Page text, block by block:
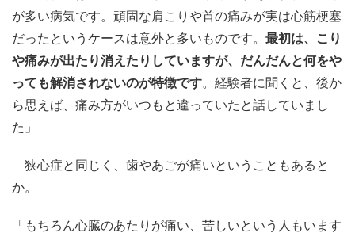
が多い病気です。頑固な肩こりや首の痛みが実は心筋梗塞
だったというケースは意外と多いものです。 最初は、こり
や痛みが出たり消えたりしていますが、だんだんと何をや
っても解消されないのが特徴です。経験者に聞くと、後か
ら思えば、痛み方がいつもと違っていたと話していまし
た」
狭心症と同じく、歯やあごが痛いということもあると
か。
「もちろん心臓のあたりが痛い、苦しいという人もいます